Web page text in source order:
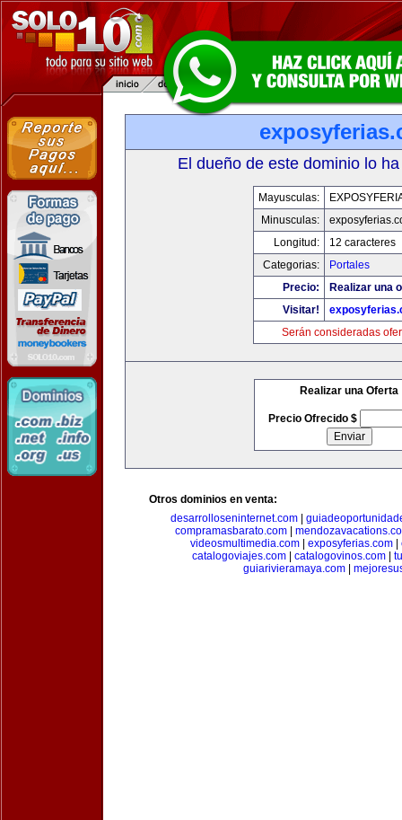
El dueño de este dominio lo
Mayusculas:
Minusculas:
Longitud:
12 caracteres
Categorias:
Portales
Precio:
Realizar una
Visitar!
Serán consideradas
Realizar una Oferta
Precio Ofrecido $
Otros dominios en venta:
desarrolloseninternet.com
compramasbarato.com|
videosmultimedia.com
exposyferias.com
catalogoviajes.com| catalogovinos.com|
guiarivieramaya.com